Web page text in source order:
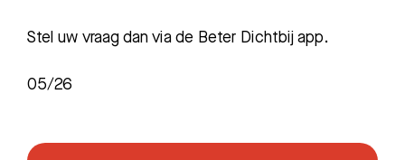
Stel uw vraag dan via de Beter Dichtbij app.
05/26